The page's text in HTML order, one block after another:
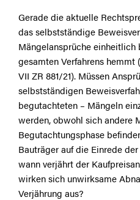
Gerade die aktuelle
das selbstständige
Mängelansprüche einheitlich
gesamten Verfahrens hemmt
VII ZR 881/21). Müssen
selbstständigen
begutachteten – Mängeln
werden, obwohl sich andere
Begutachtungsphase
Bauträger auf die Einrede
wann verjährt der
wirken sich unwirksame
Verjährung aus?